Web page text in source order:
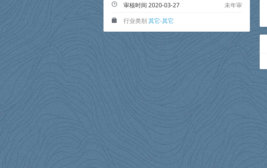
ü 未年审
审核时间 2020-03-27
3 行业类别 其它-其它